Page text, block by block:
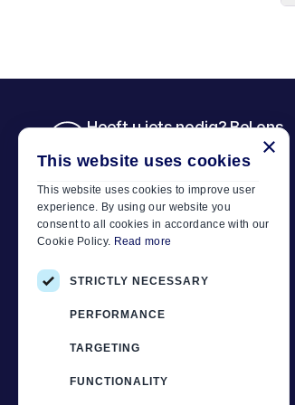
Heeft u iets nodig? Bel ons
+30 6944 833 391
Car Motor Plan
Hersonissos, 70014 Crete, Greece
+30 6944833391
info@motor-plan.com
Volg ons
×
This website uses cookies
This website uses cookies to improve user
experience. By using our website you
consent to all cookies in accordance with our
Cookie Policy. Read more
STRICTLY NECESSARY
PERFORMANCE
TARGETING
FUNCTIONALITY